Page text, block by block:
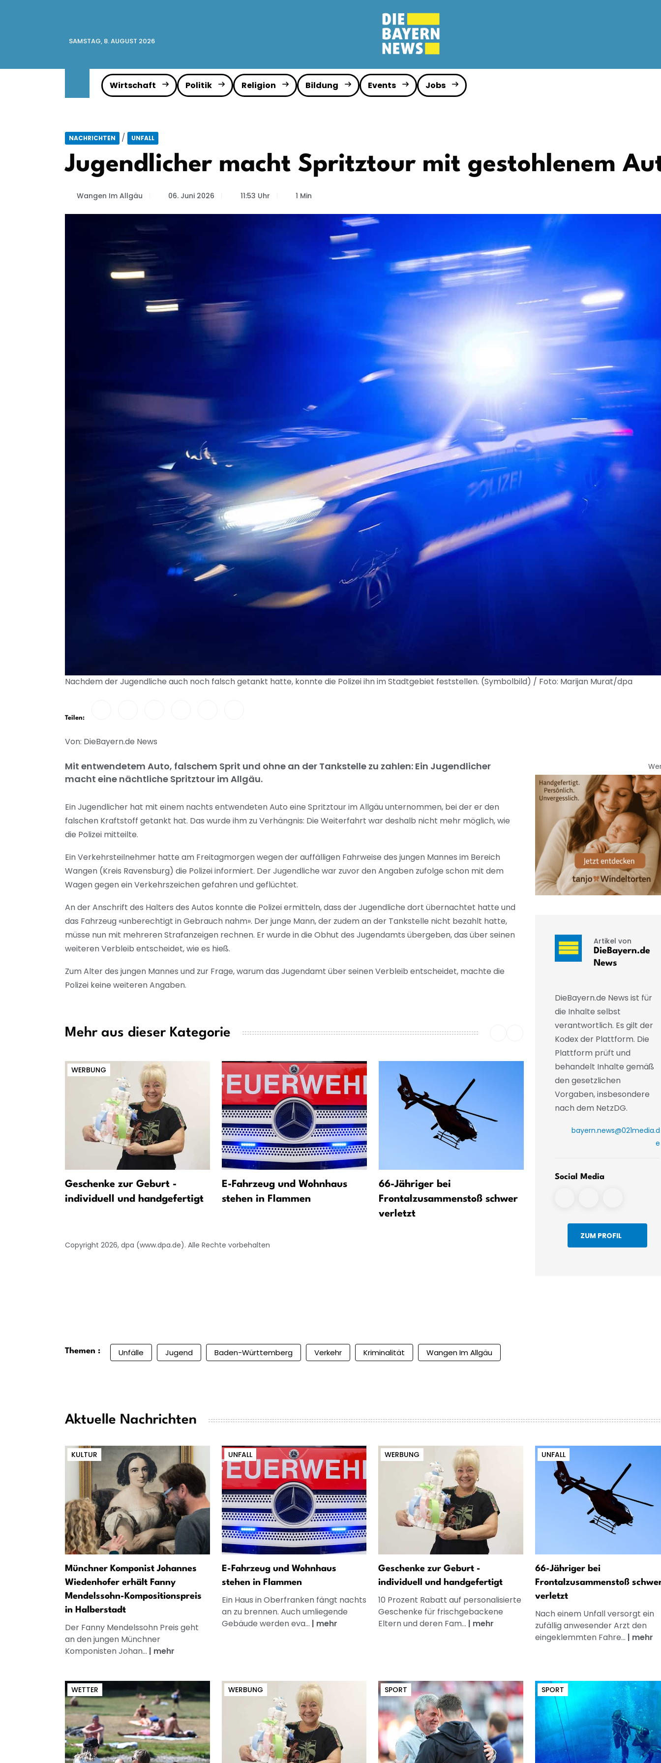
SAMSTAG, 8. AUGUST 2026
Wirtschaft Politik Religion Bildung Events Jobs
NACHRICHTEN / UNFALL
Jugendlicher macht Spritztour mit gestohlenem
Wangen Im Allgäu 06. Juni 2026 11:53 Uhr 1 Min
Nachdem der Jugendliche auch noch falsch getankt hatte, konnte die Polizei ihn im Stadtgebiet feststellen. (Symbolbild) / Foto: Marijan Murat/dpa
Teilen:
Von: DieBayern.de News
Mit entwendetem Auto, falschem Sprit und ohne an der Tankstelle zu zahlen: Ein Jugendlicher
macht eine nächtliche Spritztour im Allgäu.
Ein Jugendlicher hat mit einem nachts entwendeten Auto eine Spritztour im Allgäu unternommen, bei der er den
falschen Kraftstoff getankt hat. Das wurde ihm zu Verhängnis: Die Weiterfahrt war deshalb nicht mehr möglich, wie
die Polizei mitteilte.
Ein Verkehrsteilnehmer hatte am Freitagmorgen wegen der auffälligen Fahrweise des jungen Mannes im Bereich
Wangen (Kreis Ravensburg) die Polizei informiert. Der Jugendliche war zuvor den Angaben zufolge schon mit dem
Wagen gegen ein Verkehrszeichen gefahren und geflüchtet.
An der Anschrift des Halters des Autos konnte die Polizei ermitteln, dass der Jugendliche dort übernachtet hatte und
das Fahrzeug «unberechtigt in Gebrauch nahm». Der junge Mann, der zudem an der Tankstelle nicht bezahlt hatte,
müsse nun mit mehreren Strafanzeigen rechnen. Er wurde in die Obhut des Jugendamts übergeben, das über seinen
weiteren Verbleib entscheidet, wie es hieß.
Zum Alter des jungen Mannes und zur Frage, warum das Jugendamt über seinen Verbleib entscheidet, machte die
Polizei keine weiteren Angaben.
Mehr aus dieser Kategorie
WERBUNG
Geschenke zur Geburt -
individuell und handgefertigt
E-Fahrzeug und Wohnhaus
stehen in Flammen
66-Jähriger bei
Frontalzusammenstoß schwer
verletzt
Copyright 2026, dpa (www.dpa.de). Alle Rechte vorbehalten
Artikel von
DieBayern.de
News
DieBayern.de News ist für
die Inhalte selbst
verantwortlich. Es gilt der
Kodex der Plattform. Die
Plattform prüft und
behandelt Inhalte gemäß
den gesetzlichen
Vorgaben, insbesondere
nach dem NetzDG.
bayern.news@021media.d
e
Social Media
ZUM PROFIL
Themen : Unfälle Jugend Baden-Württemberg Verkehr Kriminalität Wangen Im Allgäu
Aktuelle Nachrichten
KULTUR
Münchner Komponist Johannes
Wiedenhofer erhält Fanny
Mendelssohn-Kompositionspreis
in Halberstadt
Der Fanny Mendelssohn Preis geht
an den jungen Münchner
Komponisten Johan... | mehr
UNFALL
E-Fahrzeug und Wohnhaus
stehen in Flammen
Ein Haus in Oberfranken fängt nachts
an zu brennen. Auch umliegende
Gebäude werden eva... | mehr
WERBUNG
Geschenke zur Geburt -
individuell und handgefertigt
10 Prozent Rabatt auf personalisierte
Geschenke für frischgebackene
Eltern und deren Fam... | mehr
UNFALL
66-Jähriger bei
Frontalzusammenstoß
verletzt
Nach einem Unfall versorgt ein
zufällig anwesender Arzt den
eingeklemmten Fahre... | mehr
WETTER WERBUNG SPORT SPORT